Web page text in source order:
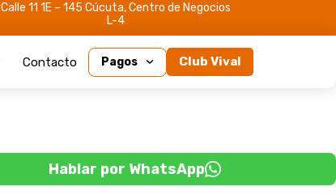
Calle 11 1E – 145 Cúcuta, Centro de Negocios
L-4
Contacto Pagos Club Vival
Hablar por WhatsApp